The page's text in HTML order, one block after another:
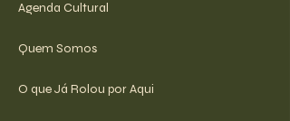
Agenda Cultural
Quem Somos
O que Já Rolou por Aqui